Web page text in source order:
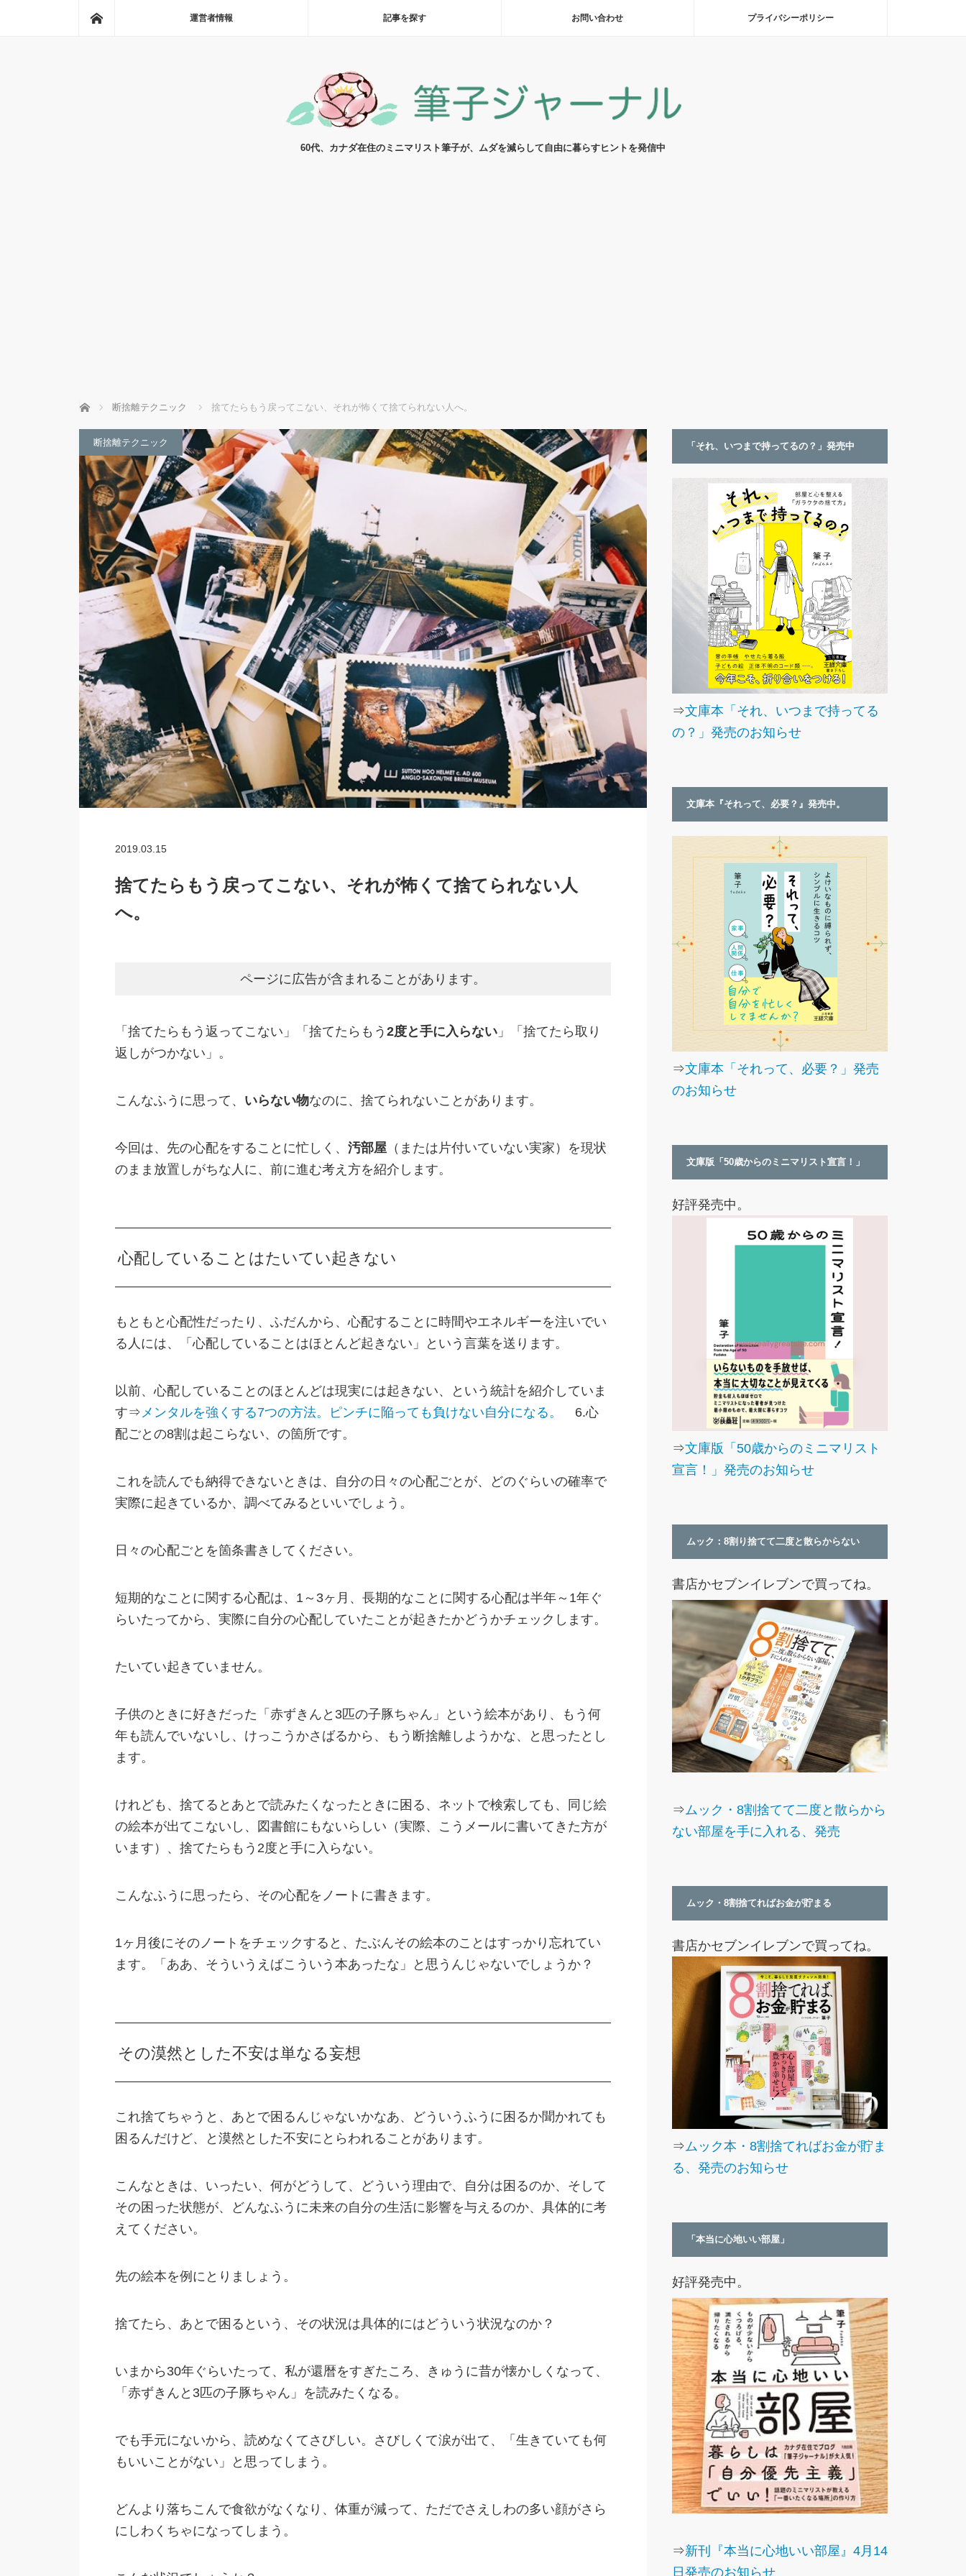
運営者情報 記事を探す お問い合わせ プライバシーポリシー
60代、カナダ在住のミニマリスト筆子が、ムダを減らして自由に暮らすヒントを発信中
ホーム 断捨離テクニック 捨てたらもう戻ってこない、それが怖くて捨てられない人へ。
断捨離テクニック
2019.03.15
捨てたらもう戻ってこない、それが怖くて捨てられない人
へ。
ページに広告が含まれることがあります。
「捨てたらもう返ってこない」「捨てたらもう 2度と手に入らない」「捨てたら取り
返しがつかない」。
こんなふうに思って、 いらない物なのに、捨てられないことがあります。
今回は、先の心配をすることに忙しく、 汚部屋（または片付いていない実家）を現状
のまま放置しがちな人に、前に進む考え方を紹介します。
心配していることはたいてい起きない
もともと心配性だったり、ふだんから、心配することに時間やエネルギーを注いでい
る人には、「心配していることはほとんど起きない」という言葉を送ります。
以前、心配していることのほとんどは現実には起きない、という統計を紹介していま
す⇒メンタルを強くする7つの方法。ピンチに陥っても負けない自分になる。
6.心
配ごとの8割は起こらない、の箇所です。
これを読んでも納得できないときは、自分の日々の心配ごとが、どのぐらいの確率で
実際に起きているか、調べてみるといいでしょう。
日々の心配ごとを箇条書きしてください。
短期的なことに関する心配は、1～3ヶ月、長期的なことに関する心配は半年～1年ぐ
らいたってから、実際に自分の心配していたことが起きたかどうかチェックします。
たいてい起きていません。
子供のときに好きだった「赤ずきんと3匹の子豚ちゃん」という絵本があり、もう何
年も読んでいないし、けっこうかさばるから、もう断捨離しようかな、と思ったとし
ます。
けれども、捨てるとあとで読みたくなったときに困る、ネットで検索しても、同じ絵
の絵本が出てこないし、図書館にもないらしい（実際、こうメールに書いてきた方が
います）、捨てたらもう2度と手に入らない。
こんなふうに思ったら、その心配をノートに書きます。
1ヶ月後にそのノートをチェックすると、たぶんその絵本のことはすっかり忘れてい
ます。「ああ、そういうえばこういう本あったな」と思うんじゃないでしょうか？
その漠然とした不安は単なる妄想
これ捨てちゃうと、あとで困るんじゃないかなあ、どういうふうに困るか聞かれても
困るんだけど、と漠然とした不安にとらわれることがあります。
こんなときは、いったい、何がどうして、どういう理由で、自分は困るのか、そして
その困った状態が、どんなふうに未来の自分の生活に影響を与えるのか、具体的に考
えてください。
先の絵本を例にとりましょう。
捨てたら、あとで困るという、その状況は具体的にはどういう状況なのか？
いまから30年ぐらいたって、私が還暦をすぎたころ、きゅうに昔が懐かしくなって、
「赤ずきんと3匹の子豚ちゃん」を読みたくなる。
でも手元にないから、読めなくてさびしい。さびしくて涙が出て、「生きていても何
もいいことがない」と思ってしまう。
どんより落ちこんで食欲がなくなり、体重が減って、ただでさえしわの多い顔がさら
にしわくちゃになってしまう。
「それ、いつまで持ってるの？」発売中
⇒文庫本「それ、いつまで持ってる
の？」発売のお知らせ
文庫本『それって、必要？』発売中。
⇒文庫本「それって、必要？」発売
のお知らせ
文庫版「50歳からのミニマリスト宣言！」
好評発売中。
⇒文庫版「50歳からのミニマリスト
宣言！」発売のお知らせ
ムック：8割り捨てて二度と散らからない
書店かセブンイレブンで買ってね。
⇒ムック・8割捨てて二度と散らから
ない部屋を手に入れる、発売
ムック・8割捨てればお金が貯まる
書店かセブンイレブンで買ってね。
⇒ムック本・8割捨てればお金が貯ま
る、発売のお知らせ
「本当に心地いい部屋」
好評発売中。
⇒新刊『本当に心地いい部屋』4月14
日発売のお知らせ